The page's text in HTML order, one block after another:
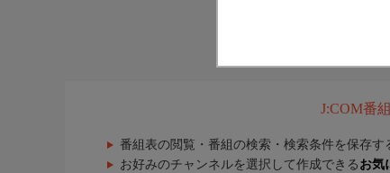
J:COM番
番組表の閲覧・番組の検索・検索条件を保存す
お好みのチャンネルを選択して作成できる お気